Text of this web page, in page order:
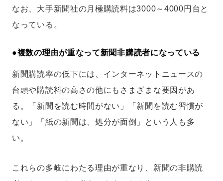
なお、大手新聞社の月極購読料は3000～4000円台と
なっている。
●複数の理由が重なって新聞非購読者になっている
新聞購読率の低下には、インターネットニュースの
台頭や購読料の高さの他にもさまざまな要因があ
る。「新聞を読む時間がない」「新聞を読む習慣が
ない」「紙の新聞は、処分が面倒」という人も多
い。
これらの多岐にわたる理由が重なり、新聞の非購読